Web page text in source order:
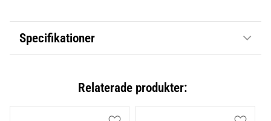
Specifikationer
Relaterade produkter: